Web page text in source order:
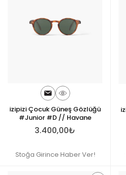
izipizi Çocuk Güneş Gözlüğü
#Junior #D // Havane
3.400,00₺
Stoğa Girince Haber Ver!